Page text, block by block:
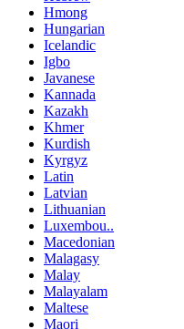
Hmong
Hungarian
Icelandic
Igbo
Javanese
Kannada
Kazakh
Khmer
Kurdish
Kyrgyz
Latin
Latvian
Lithuanian
Luxembou..
Macedonian
Malagasy
Malay
Malayalam
Maltese
Maori